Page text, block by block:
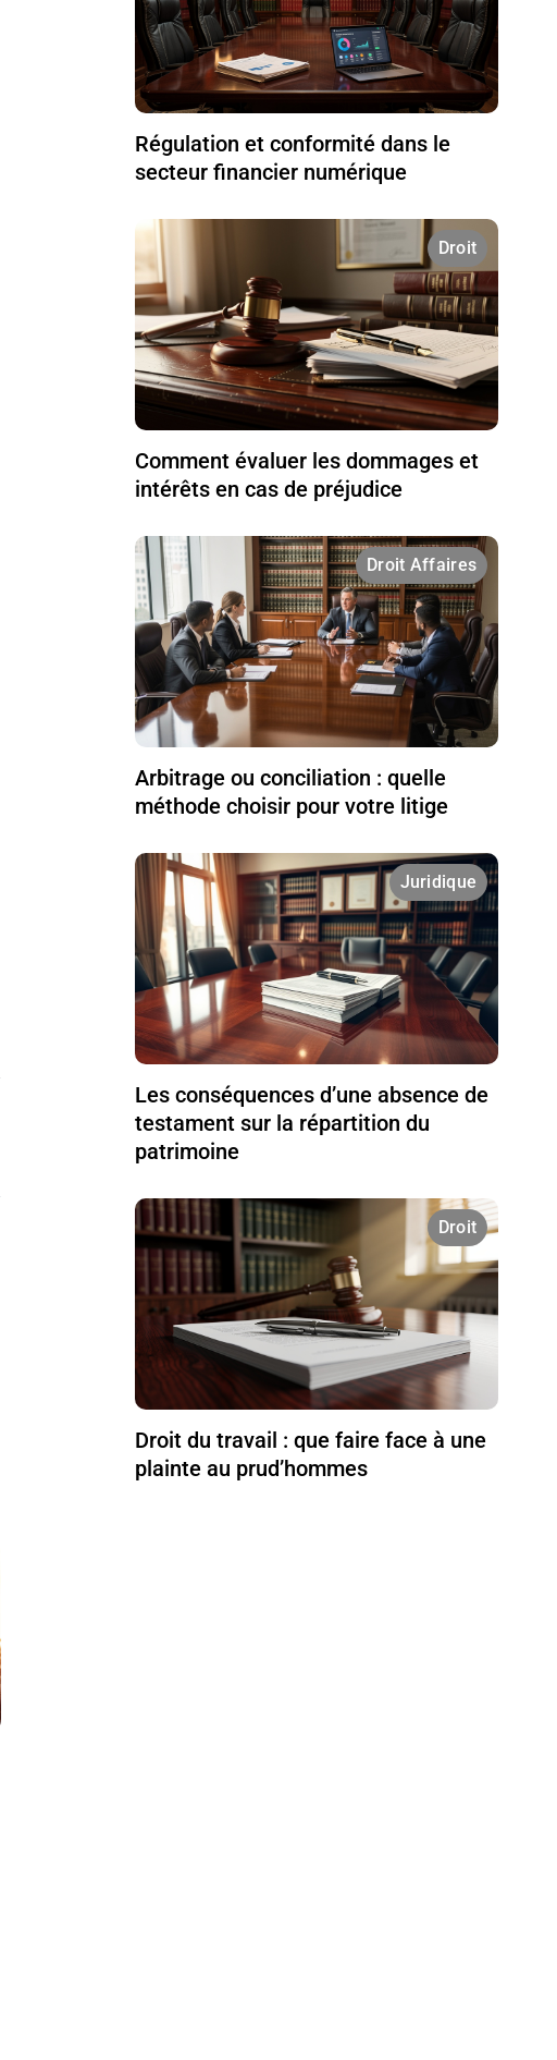
Régulation et conformité dans le
secteur financier numérique
Droit
Comment évaluer les dommages et
intérêts en cas de préjudice
Droit Affaires
Arbitrage ou conciliation : quelle
méthode choisir pour votre litige
Juridique
Les conséquences d’une absence de
testament sur la répartition du
patrimoine
Droit
Droit du travail : que faire face à une
plainte au prud’hommes